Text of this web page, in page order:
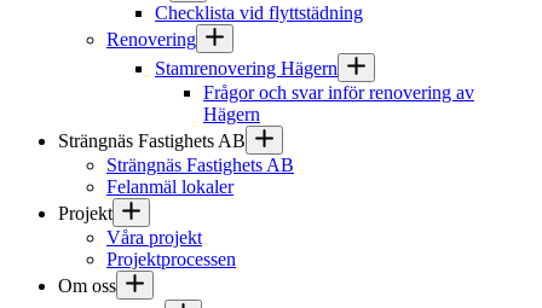
Checklista vid flyttstädning
Renovering
Stamrenovering Hägern
Frågor och svar inför renovering av
Hägern
Strängnäs Fastighets AB
Strängnäs Fastighets AB
Felanmäl lokaler
Projekt
Våra projekt
Projektprocessen
Om oss